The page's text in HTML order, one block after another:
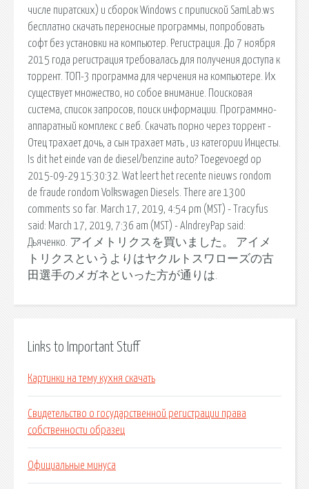
числе пиратских) и сборок Windows с припиской SamLab.ws
бесплатно скачать переносные программы, попробовать
софт без установки на компьютер. Регистрация. До 7 ноября
2015 года регистрация требовалась для получения доступа к
торрент. ТОП-3 программа для черчения на компьютере. Их
существует множество, но собое внимание. Поисковая
сиcтема, список запросов, поиск информации. Программно-
аппаратный комплекс с веб. Скачать порно через торрент -
Отец трахает дочь, а сын трахает мать , из категории Инцесты.
Is dit het einde van de diesel/benzine auto? Toegevoegd op
2015-09-29 15:30:32. Wat leert het recente nieuws rondom
de fraude rondom Volkswagen Diesels. There are 1300
comments so far. March 17, 2019, 4:54 pm (MST) - Tracyfus
said: March 17, 2019, 7:36 am (MST) - AlndreyPap said:
Дьяченко. アイメトリクスを買いました。 アイメ
トリクスというよりはヤクルトスワローズの古
田選手のメガネといった方が通りは.
Links to Important Stuff
Картинки на тему кухня скачать
Свидетельство о государственной регистрации права
собственности образец
Официальные минуса